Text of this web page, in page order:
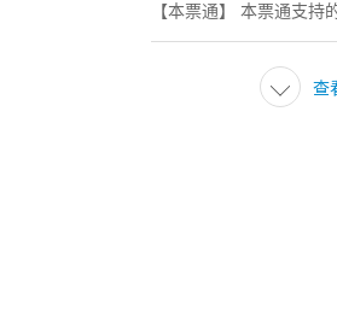
【本票通】 本票通支持
 查